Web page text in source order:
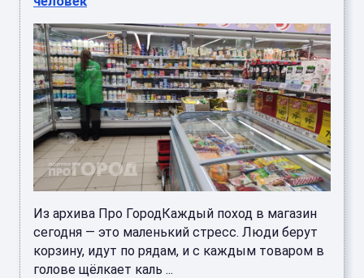
Из архива Про ГородКаждый поход в магазин
сегодня — это маленький стресс. Люди берут
корзину, идут по рядам, и с каждым товаром в
голове щёлкает каль ...